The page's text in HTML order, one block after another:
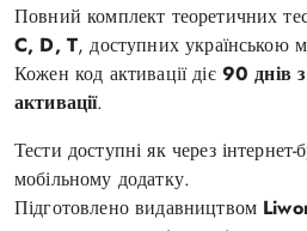
Повний комплект теоретичних
C, D, T, доступних українською
Кожен код активації діє 90 днів
активації.
Тести доступні як через інтернет-
мобільному додатку.
Підготовлено видавництвом